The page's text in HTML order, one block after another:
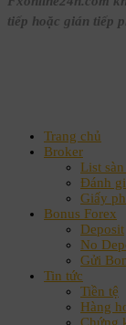
tiếp hoặc gián tiếp
Trang chủ
Broker
List
Đánh
Giấy
Bonus Forex
Deposit
No
Gửi
Tin tức
Tiền tệ
Hàng